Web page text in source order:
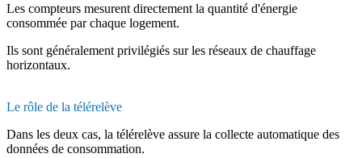
Les compteurs mesurent directement la quantité d'énergie
consommée par chaque logement.
Ils sont généralement privilégiés sur les réseaux de chauffage
horizontaux.
Le rôle de la télérelève
Dans les deux cas, la télérelève assure la collecte automatique des
données de consommation.